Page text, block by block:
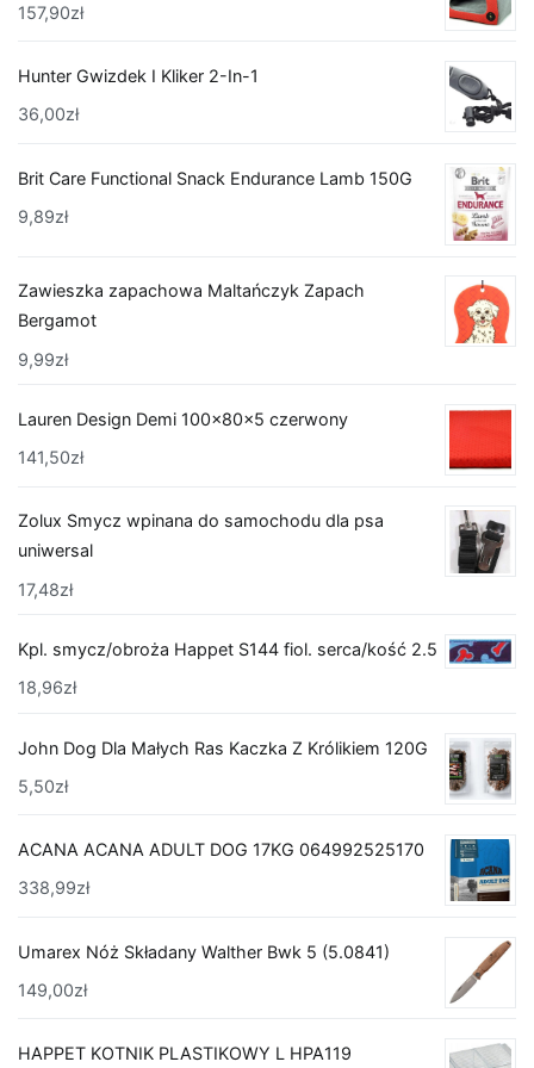
157,90zł
Hunter Gwizdek I Kliker 2-In-1
36,00zł
Brit Care Functional Snack Endurance Lamb 150G
9,89zł
Zawieszka zapachowa Maltańczyk Zapach
Bergamot
9,99zł
Lauren Design Demi 100x80x5 czerwony
141,50zł
Zolux Smycz wpinana do samochodu dla psa
uniwersal
17,48zł
Kpl. smycz/obroża Happet S144 fiol. serca/kość 2.5
18,96zł
John Dog Dla Małych Ras Kaczka Z Królikiem 120G
5,50zł
ACANA ACANA ADULT DOG 17KG 064992525170
338,99zł
Umarex Nóż Składany Walther Bwk 5 (5.0841)
149,00zł
HAPPET KOTNIK PLASTIKOWY L HPA119